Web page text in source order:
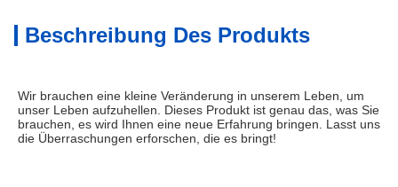
Beschreibung Des Produkts
Wir brauchen eine kleine Veränderung in unserem Leben, um
unser Leben aufzuhellen. Dieses Produkt ist genau das, was Sie
brauchen, es wird Ihnen eine neue Erfahrung bringen. Lasst uns
die Überraschungen erforschen, die es bringt!